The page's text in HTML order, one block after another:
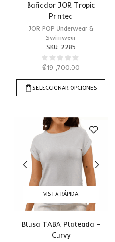
Bañador JOR Tropic
Printed
JOR POP Underwear &
Swimwear
SKU: 2285
₡19 ,700.00
SELECCIONAR OPCIONES
VISTA RÁPIDA
Blusa TABA Plateada –
Curvy